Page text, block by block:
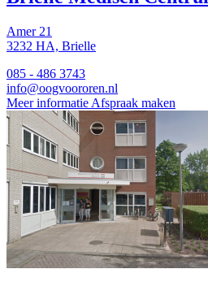
Amer 21
3232 HA, Brielle
085 - 486 3743
info@oogvoororen.nl
Meer informatie Afspraak maken